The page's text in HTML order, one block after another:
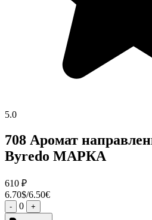
5.0
708 Аромат
Byredo МАРКА
610 ₽
6.70$/6.50€
- 0 +